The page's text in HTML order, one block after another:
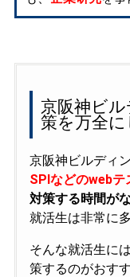
京阪神ビ
策を万全
京阪神ビルディ
SPIなどのwebテ
対策する時間が
就活生は非常に
そんな就活生には
策するのがおすす